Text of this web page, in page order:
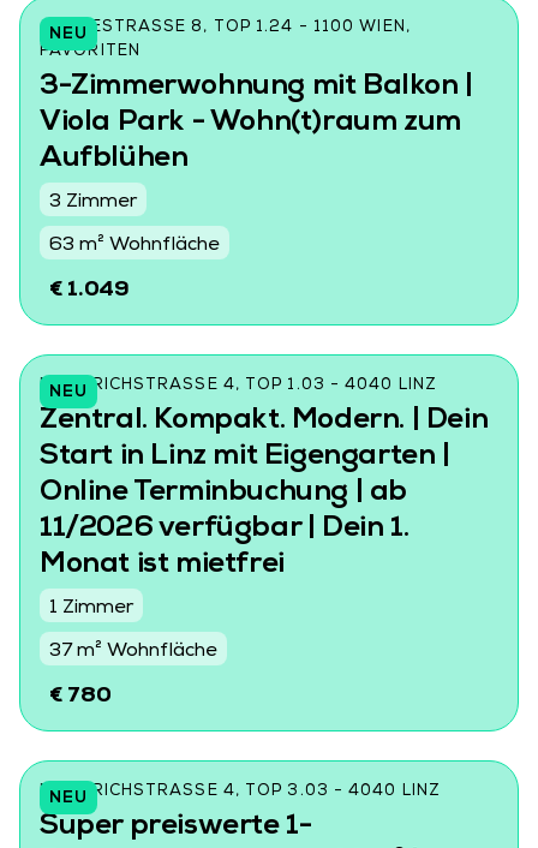
NEU
CZEIKESTRASSE 8, TOP 1.24 - 1100 WIEN, F
AVORITEN
3-Zimmerwohnung mit Balkon |
Viola Park - Wohn(t)raum zum
Aufblühen
3 Zimmer
63 m² Wohnfläche
€ 1.049
NEU
FRIEDRICHSTRASSE 4, TOP 1.03 - 4040 LINZ
Zentral. Kompakt. Modern. | Dein
Start in Linz mit Eigengarten |
Online Terminbuchung | ab
11/2026 verfügbar | Dein 1.
Monat ist mietfrei
1 Zimmer
37 m² Wohnfläche
€ 780
NEU
FRIEDRICHSTRASSE 4, TOP 3.03 - 4040 LINZ
Super preiswerte 1-